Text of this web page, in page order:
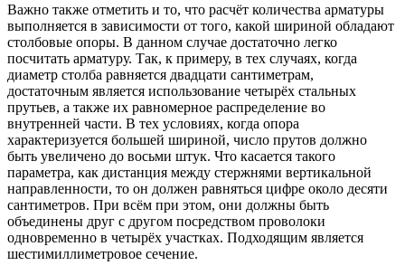
Важно также отметить и то, что расчёт количества арматуры
выполняется в зависимости от того, какой шириной обладают
столбовые опоры. В данном случае достаточно легко
посчитать арматуру. Так, к примеру, в тех случаях, когда
диаметр столба равняется двадцати сантиметрам,
достаточным является использование четырёх стальных
прутьев, а также их равномерное распределение во
внутренней части. В тех условиях, когда опора
характеризуется большей шириной, число прутов должно
быть увеличено до восьми штук. Что касается такого
параметра, как дистанция между стержнями вертикальной
направленности, то он должен равняться цифре около десяти
сантиметров. При всём при этом, они должны быть
объединены друг с другом посредством проволоки
одновременно в четырёх участках. Подходящим является
шестимиллиметровое сечение.